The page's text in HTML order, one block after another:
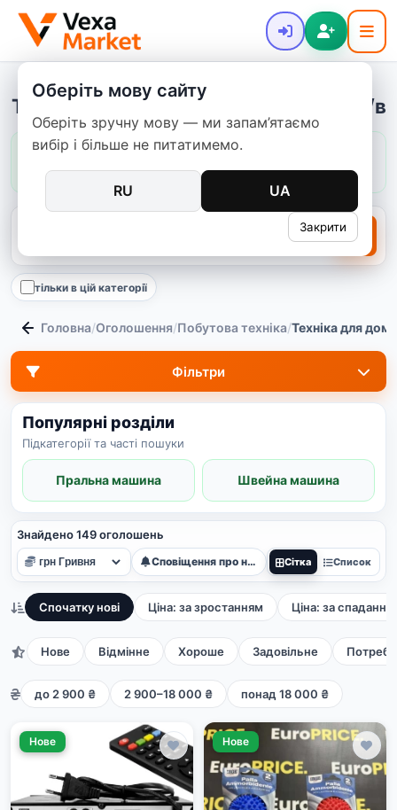
Оберіть мову сайту
Оберіть зручну мову — ми запам’ятаємо
вибір і більше не питатимемо.
RU UA
Закрити
Техніка для дому - купити нове та б/в
Ціни в цій категорії:зазвичай224–18 000 ₴
медіана2 900 ₴149пропозицій
тільки в цій категорії
Головна/Оголошення/Побутова техніка/Техніка для дому
Фільтри
Популярні розділи
Підкатегорії та часті пошуки
Пральна машина Швейна машина
Знайдено 149 оголошень
Сповіщення про нові Сітка Список
Спочатку нові Ціна: за зростанням Ціна: за
Нове Відмінне Хороше Задовільне
до 2 900 ₴ 2 900–18 000 ₴ понад 18 000 ₴
Нове Нове